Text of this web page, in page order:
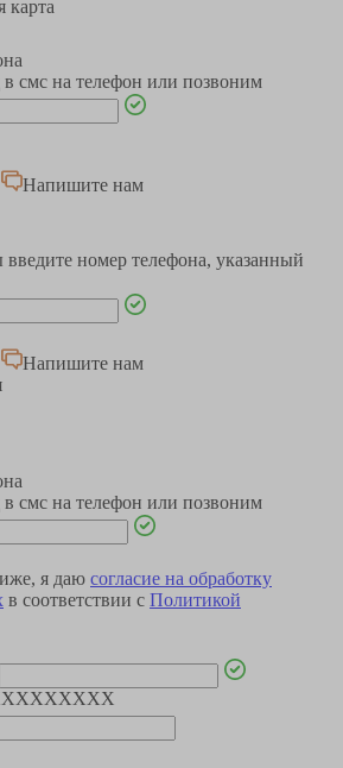
карта
смс на телефон или позвоним
Напишите нам
введите номер телефона, указанный
Напишите нам
смс на телефон или позвоним
я даю согласие на обработку
в соответствии с Политикой